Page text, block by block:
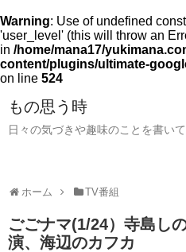
Warning: Use of undefined
'user_level' (this will throw an
in /home/mana17/
content/plugins/ultimate-
on line 524
もの思う時
日々の気づきや趣味のことを書いて
ホーム TV番組
ごごナマ(1/24）寺島し
演、海辺のカフカ